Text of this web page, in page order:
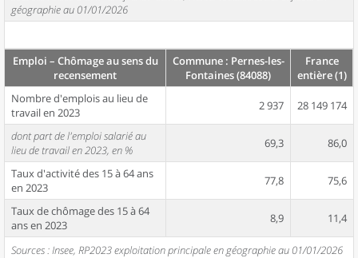
géographie au 01/01/2026
Emploi – Chômage au sens du
recensement
Commune : Pernes-les-
Fontaines (84088)
France
entière (1)
Nombre d'emplois au lieu de
travail en 2023
2 937 28 149 174
dont part de l'emploi salarié au
lieu de travail en 2023, en %
69,3 86,0
Taux d'activité des 15 à 64 ans
en 2023
77,8 75,6
Taux de chômage des 15 à 64
ans en 2023
8,9 11,4
Sources : Insee, RP2023 exploitation principale en géographie au 01/01/2026